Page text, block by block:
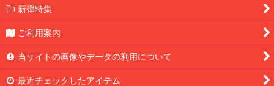
新弾特集
ご利用案内
当サイトの画像やデータの利用について
最近チェックしたアイテム